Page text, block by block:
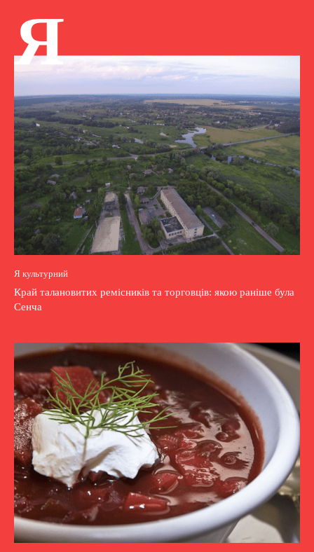
Я
Я культурний
Край талановитих ремісників та торговців: якою раніше була
Сенча